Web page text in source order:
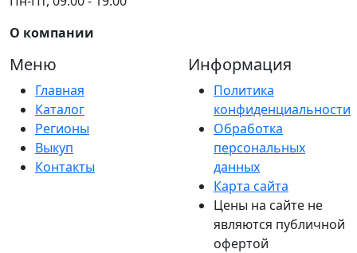
О компании
Меню
Главная
Каталог
Регионы
Выкуп
Контакты
Информация
Политика
конфиденциальности
Обработка
персональных
данных
Карта сайта
Цены на сайте не
являются публичной
офертой